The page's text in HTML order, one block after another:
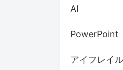
AI
PowerPoint
アイフレイル